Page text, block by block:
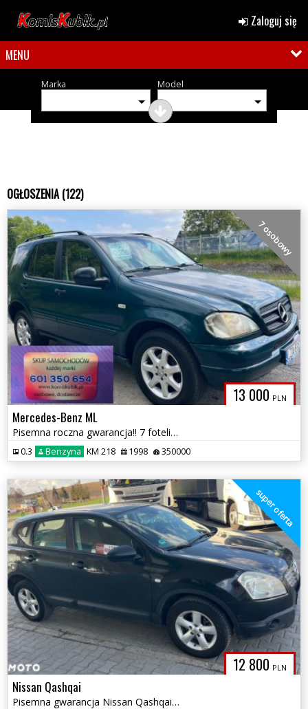
Zaloguj się
MENU
Marka Model
OGŁOSZENIA (122)
13 000 PLN
7 osobowy
Mercedes-Benz ML
Pisemna roczna gwarancja!! 7 foteli ,NAPĘDY 4X4 możliwa zamiana
0.3 Benzyna KM 218 1998 350000
12 800 PLN
super oferta
Nissan Qashqai
Pisemna gwarancja Nissan Qashqai 2.0 dCi Visia